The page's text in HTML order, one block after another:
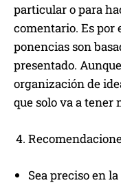
particular o para
comentario. Es por
ponencias son
presentado.
organización de
que solo va a tener
Sea preciso en